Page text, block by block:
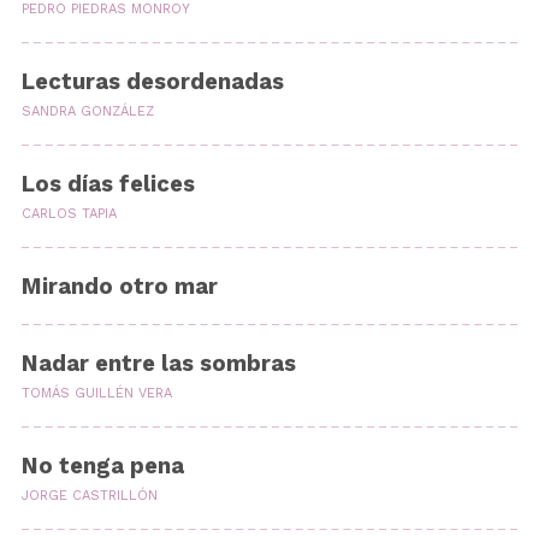
PEDRO PIEDRAS MONROY
Lecturas desordenadas
SANDRA GONZÁLEZ
Los días felices
CARLOS TAPIA
Mirando otro mar
Nadar entre las sombras
TOMÁS GUILLÉN VERA
No tenga pena
JORGE CASTRILLÓN